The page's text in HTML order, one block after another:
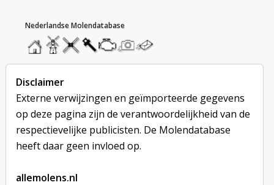
homemolendatabase
roedendatabase
assendatabase
motorendatabase
stuur
een
foto
stuur
een
bericht
Disclaimer
Externe verwijzingen en geïmporteerde gegevens
op deze pagina zijn de verantwoordelijkheid van de
respectievelijke publicisten. De Molendatabase
heeft daar geen invloed op.
allemolens.nl